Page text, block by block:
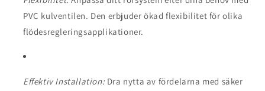
PVC kulventilen. Den erbjuder ökad flexibilitet för olika
flödesregleringsapplikationer.
Effektiv Installation:Dra nytta av fördelarna med säker